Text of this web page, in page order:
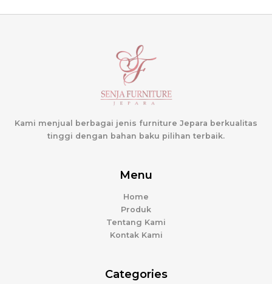
Kami menjual berbagai jenis furniture Jepara berkualitas
tinggi dengan bahan baku pilihan terbaik.
Menu
Home
Produk
Tentang Kami
Kontak Kami
Categories